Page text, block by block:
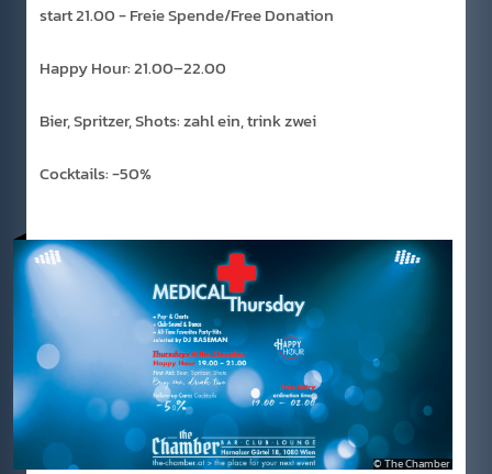
start 21.00 - Freie Spende/Free Donation
Happy Hour: 21.00–22.00
Bier, Spritzer, Shots: zahl ein, trink zwei
Cocktails: -50%
The Chamber